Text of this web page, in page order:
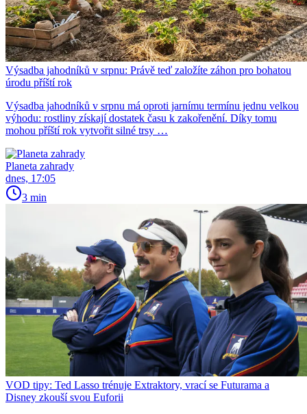
Výsadba jahodníků v srpnu: Právě teď založíte záhon pro bohatou
úrodu příští rok
Výsadba jahodníků v srpnu má oproti jarnímu termínu jednu velkou
výhodu: rostliny získají dostatek času k zakořenění. Díky tomu
mohou příští rok vytvořit silné trsy …
Planeta zahrady
dnes, 17:05
3 min
VOD tipy: Ted Lasso trénuje Extraktory, vrací se Futurama a
Disney zkouší svou Euforii